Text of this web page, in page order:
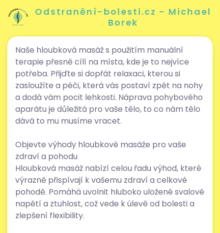
Odstranění-bolesti.cz - Michael
Borek
Naše hloubková masáž s použitím manuální
terapie přesně cílí na místa, kde je to nejvíce
potřeba. Přijďte si dopřát relaxaci, kterou si
zasloužíte a péči, která vás postaví zpět na nohy
a dodá vám pocit lehkosti. Náprava pohybového
aparátu je důležitá pro vaše tělo, to co nám tělo
dává to mu musíme vracet.
Objevte výhody hloubkové masáže pro vaše
zdraví a pohodu
Hloubková masáž nabízí celou řadu výhod, které
výrazně přispívají k vašemu zdraví a celkové
pohodě. Pomáhá uvolnit hluboko uložené svalové
napětí a ztuhlost, což vede k úlevě od bolesti a
zlepšení flexibility.